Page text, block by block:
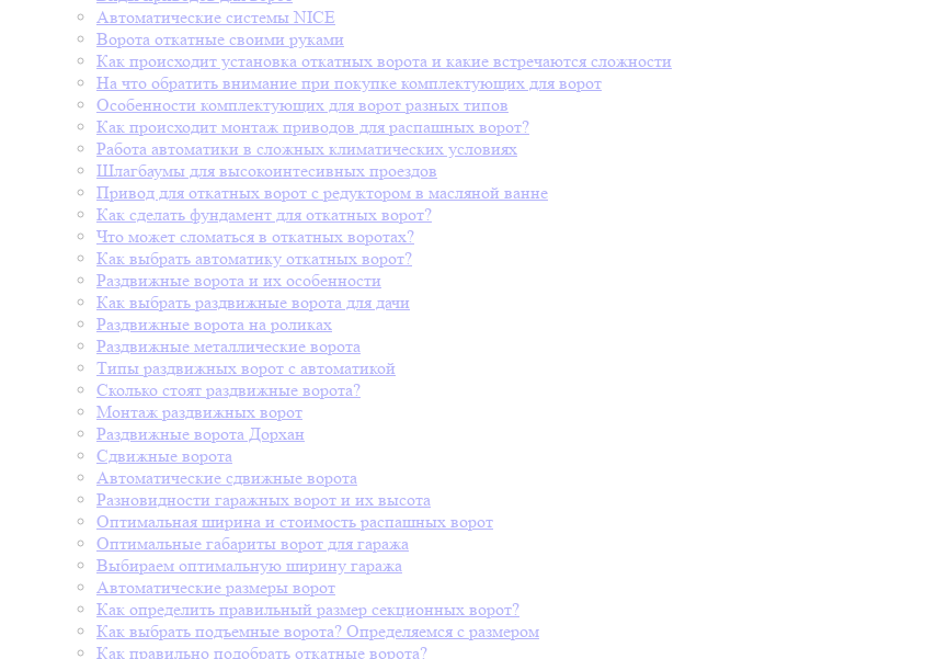
Автоматические системы NICE
Ворота откатные своими руками
Как происходит установка откатных ворота и какие встречаются сложности
На что обратить внимание при покупке комплектующих для ворот
Особенности комплектующих для ворот разных типов
Как происходит монтаж приводов для распашных ворот?
Работа автоматики в сложных климатических условиях
Шлагбаумы для высокоинтесивных проездов
Привод для откатных ворот с редуктором в масляной ванне
Как сделать фундамент для откатных ворот?
Что может сломаться в откатных воротах?
Как выбрать автоматику откатных ворот?
Раздвижные ворота и их особенности
Как выбрать раздвижные ворота для дачи
Раздвижные ворота на роликах
Раздвижные металлические ворота
Типы раздвижных ворот с автоматикой
Сколько стоят раздвижные ворота?
Монтаж раздвижных ворот
Раздвижные ворота Дорхан
Сдвижные ворота
Автоматические сдвижные ворота
Разновидности гаражных ворот и их высота
Оптимальная ширина и стоимость распашных ворот
Оптимальные габариты ворот для гаража
Выбираем оптимальную ширину гаража
Автоматические размеры ворот
Как определить правильный размер секционных ворот?
Как выбрать подъемные ворота? Определяемся с размером
Как правильно подобрать откатные ворота?